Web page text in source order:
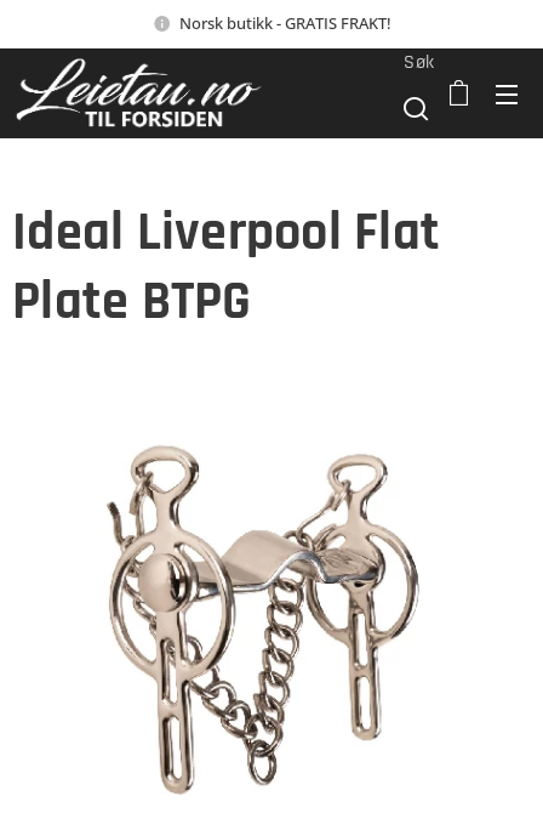
Norsk butikk - GRATIS FRAKT!
Søk
Ideal Liverpool Flat
Plate BTPG